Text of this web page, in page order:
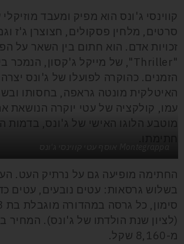
קווינסי ג'ונס הוא מפיק ומעבד
סרטים, מלחין פסקולים, חצוצרן ג'ז
זכויות אדם. הוא חתום בין השאר על
"
Thriller", של מייקל ג'קסון, הנמכר
הזמנים. כהוקרה לפועלו של ג'ונס
האיטלקית מונטה גראפה, בחסותו
עמו, קולקציה של עטי יוקרה הנושאת
מוטבע הלוגו האישי של ג'ונס, בדמות
החתימה מופיעה גם על נרתיק העט.
בשלוש גרסאות: עטים נובעים, עטים
(לציון שנת הולדתו של ג'ונס). המחיר
מ-8,160 שקל
.